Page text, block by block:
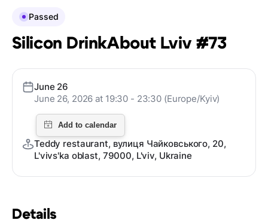
Details
Passed
Silicon DrinkAbout Lviv #73
June 26
June 26, 2026 at 19:30 - 23:30 (Europe/Kyiv)
Teddy restaurant, вулиця Чайковського, 20,
L'vivs'ka oblast, 79000, L'viv, Ukraine